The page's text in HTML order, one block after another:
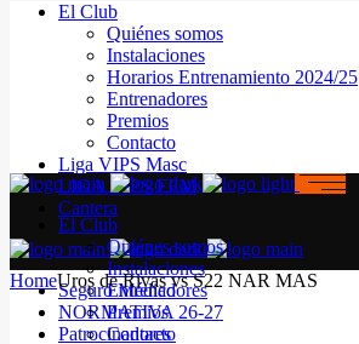
El Club
Quiénes somos
Instalaciones
Horarios Entrenamiento 2024/25
Entrenadores
Premios
Contacto
Liga VIPS Masc
LIGA VIPS FEM
Cantera
Seguro Médico
NORMATIVA 26-27
Patrocinadores
El Club
Quiénes somos
Instalaciones
Entrenadores
Premios
Contacto
HomeUros de Rivas vs S22 NAR MAS